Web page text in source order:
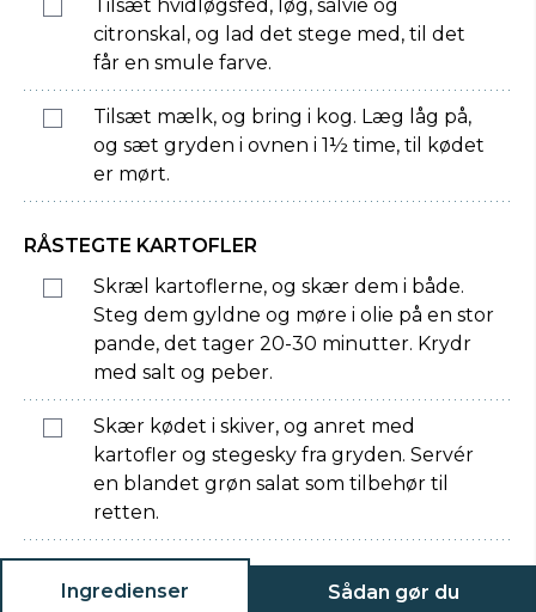
Tilsæt hvidløgsfed, løg, salvie og
citronskal, og lad det stege med, til det
får en smule farve.
Tilsæt mælk, og bring i kog. Læg låg på,
og sæt gryden i ovnen i 1½ time, til kødet
er mørt.
RÅSTEGTE KARTOFLER
Skræl kartoflerne, og skær dem i både.
Steg dem gyldne og møre i olie på en stor
pande, det tager 20-30 minutter. Krydr
med salt og peber.
Skær kødet i skiver, og anret med
kartofler og stegesky fra gryden. Servér
en blandet grøn salat som tilbehør til
retten.
Ingredienser Sådan gør du